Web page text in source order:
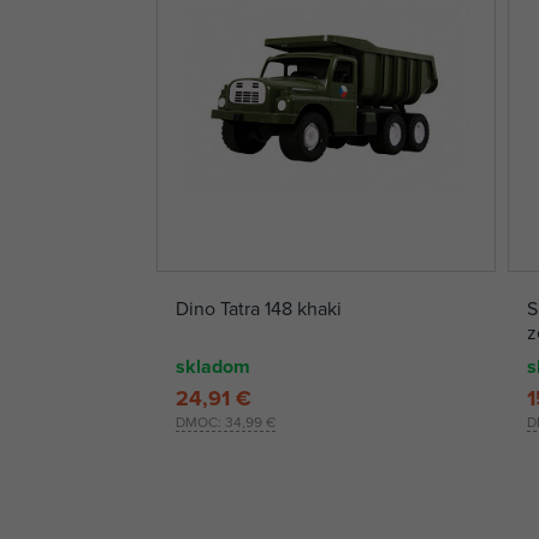
Dino Tatra 148 khaki
skladom
DMOC: 34,99 €
24,91 €